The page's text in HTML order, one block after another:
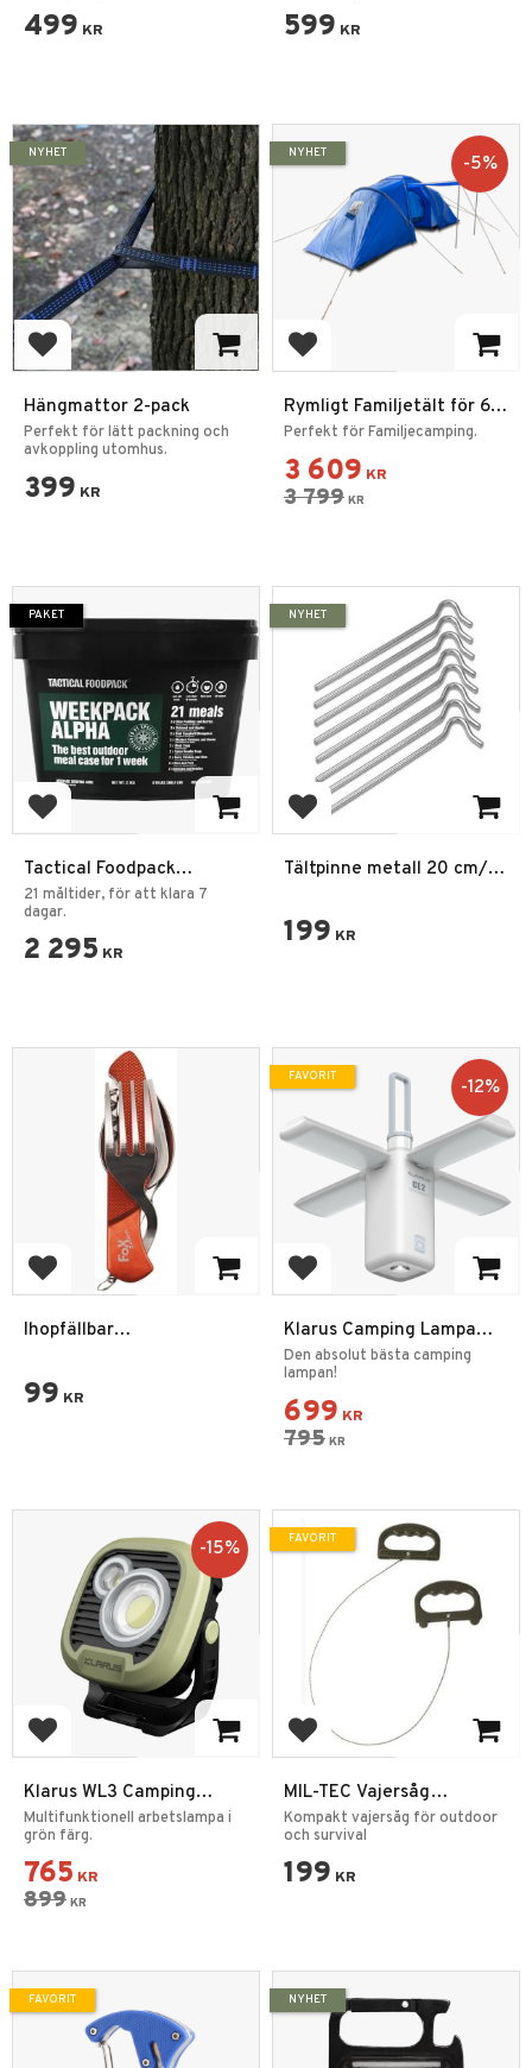
499 KR 599 KR
Lägg till i favoriter
Hängmattor 2-pack
Perfekt för lätt packning och
avkoppling utomhus.
399 KR
NYHET
Lägg till i favoriter
Rymligt Familjetält för 6
Personer
Perfekt för Familjecamping.
3 609 KR
3 799 KR
5%
NYHET
Lägg till i favoriter
Tactical Foodpack
WeekPack Alpha
21 måltider, för att klara 7
dagar.
2 295 KR
PAKET
Lägg till i favoriter
Tältpinne metall 20 cm/
199 KR
NYHET
Lägg till i favoriter
Ihopfällbar
99 KR
Lägg till i favoriter
Klarus Camping Lampa
Fällbar
Den absolut bästa camping
lampan!
699 KR
795 KR
12%
FAVORIT
Lägg till i favoriter
Klarus WL3 Camping
Uppladdningsbar
Arbetslampa 13500mAh
Multifunktionell arbetslampa i
grön färg.
765 KR
899 KR
15%
Lägg till i favoriter
MIL-TEC Vajersåg
Commando Pocket Wire
Saw
Kompakt vajersåg för outdoor
och survival
199 KR
FAVORIT
FAVORIT NYHET